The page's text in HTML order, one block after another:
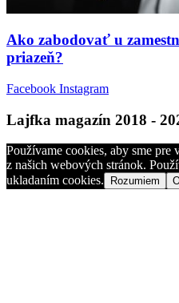
Ako zabodovať u
priazeň?
Facebook Instagram
Lajfka magazín 2018 -
Používame cookies, aby sme pre
z našich webových stránok.
ukladaním cookies.
Rozumiem